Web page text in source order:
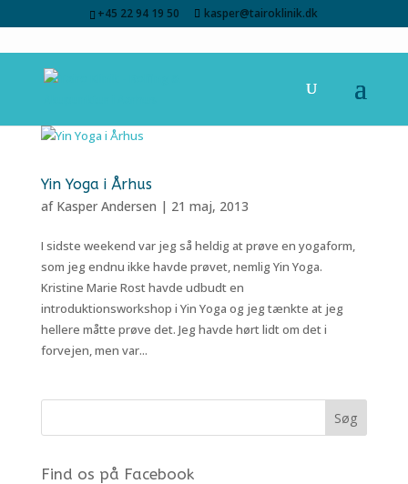
+45 22 94 19 50 kasper@tairoklinik.dk
Yin Yoga i Århus
af Kasper Andersen | 21 maj, 2013
I sidste weekend var jeg så heldig at prøve en yogaform,
som jeg endnu ikke havde prøvet, nemlig Yin Yoga.
Kristine Marie Rost havde udbudt en
introduktionsworkshop i Yin Yoga og jeg tænkte at jeg
hellere måtte prøve det. Jeg havde hørt lidt om det i
forvejen, men var...
Find os på Facebook